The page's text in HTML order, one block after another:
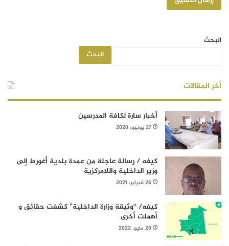
البحث
البحث
أخر المقالات
أخبار سارة لكافة المدرسين
27 يونيو، 2020
كيفه / رسالة عاجلة من عمدة بلدية أغورط إلى
وزير الداخلية واللامركزية
26 فبراير، 2021
كيفه/ “وثيقة وزارة الداخلية” كشفت حقائق و
أهملت أخرى
20 مايو، 2022